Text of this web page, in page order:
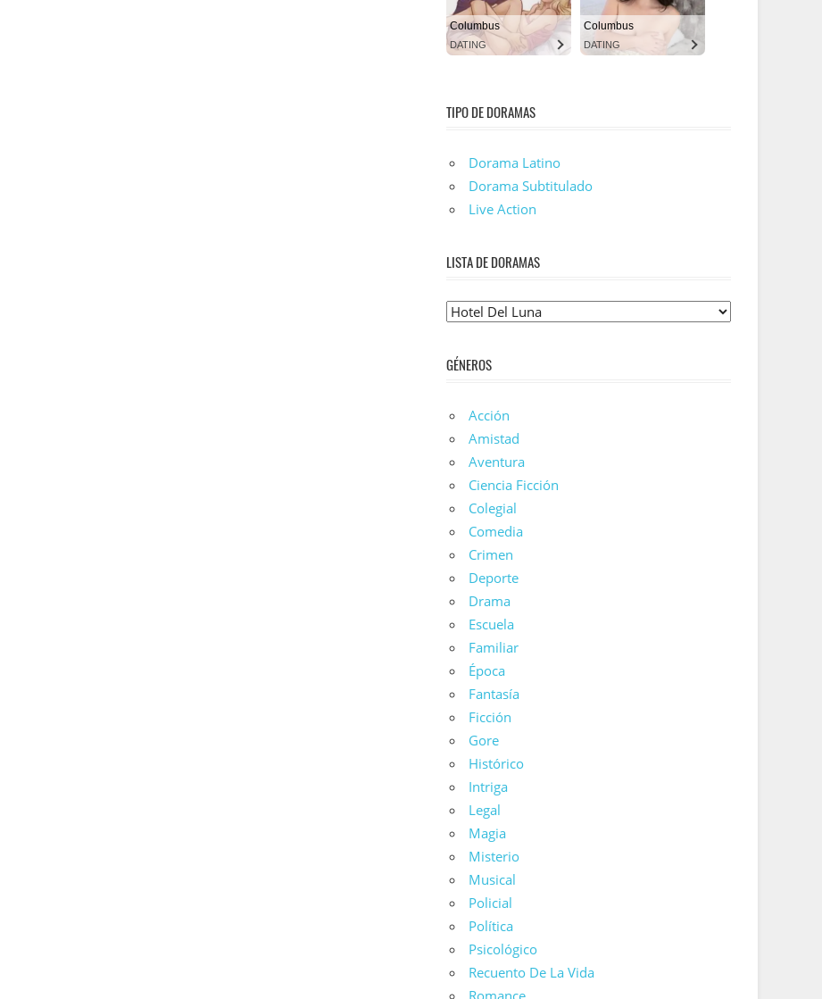
TIPO DE DORAMAS
Dorama Latino
Dorama Subtitulado
Live Action
LISTA DE DORAMAS
Lista
Doramas
GÉNEROS
Acción
Amistad
Aventura
Ciencia Ficción
Colegial
Comedia
Crimen
Deporte
Drama
Escuela
Familiar
Época
Fantasía
Ficción
Gore
Histórico
Intriga
Legal
Magia
Misterio
Musical
Policial
Política
Psicológico
Recuento De La Vida
Romance